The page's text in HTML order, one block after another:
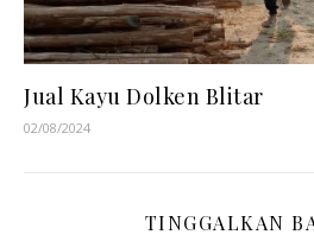
Jual Kayu Dolken Blitar
02/08/2024
TINGGALKAN